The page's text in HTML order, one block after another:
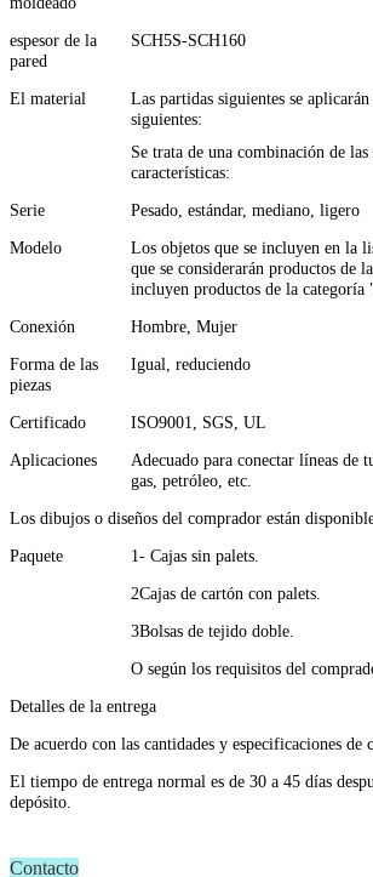
espesor de la
pared
SCH5S-SCH160
El material
Las partidas siguientes se
siguientes:
Se trata de una combinación de las
características:
Serie Pesado, estándar, mediano, ligero
Modelo
Los objetos que se incluyen en la
que se considerarán productos de
incluyen productos de la categoría
Conexión Hombre, Mujer
Forma de las
piezas
Igual, reduciendo
Certificado ISO9001, SGS, UL
Aplicaciones
Adecuado para conectar líneas de
gas, petróleo, etc.
Los dibujos o diseños del comprador están
Paquete 1- Cajas sin palets.
2Cajas de cartón con palets.
3Bolsas de tejido doble.
O según los requisitos del
Detalles de la entrega
De acuerdo con las cantidades y especificaciones de
El tiempo de entrega normal es de 30 a 45 días
depósito.
Contacto